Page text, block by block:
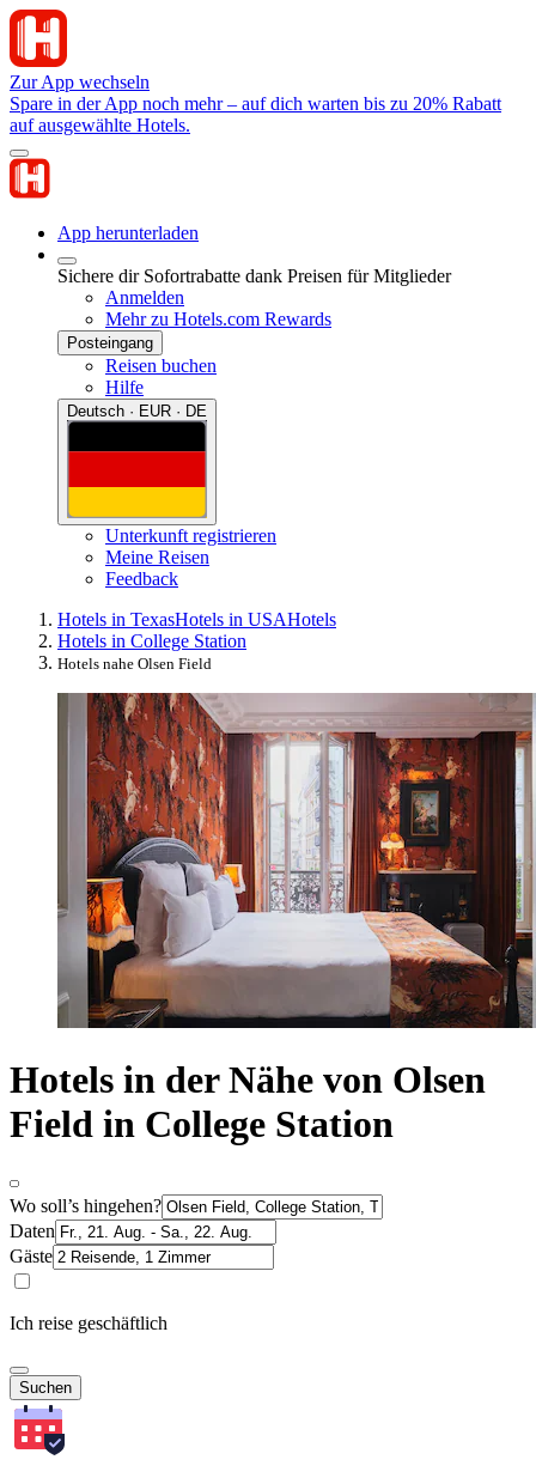
Zur App wechseln
Spare in der App noch mehr – auf dich warten bis zu 20% Rabatt
auf ausgewählte Hotels.
App herunterladen
Sichere dir Sofortrabatte dank Preisen für Mitglieder
Anmelden
Mehr zu Hotels.com Rewards
Posteingang
Reisen buchen
Hilfe
Deutsch · EUR · DE
Unterkunft registrieren
Meine Reisen
Feedback
Hotels in TexasHotels in USAHotels
Hotels in College Station
Hotels nahe Olsen Field
Hotels in der Nähe von Olsen
Field in College Station
Wo soll’s hingehen?
Daten
Gäste
Ich reise geschäftlich
Suchen